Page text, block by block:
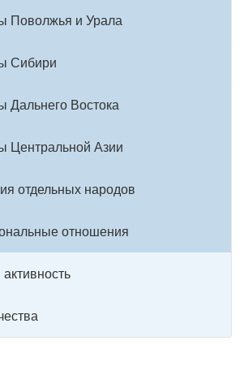
Поволжья и Урала
Сибири
Дальнего Востока
Центральной Азии
отдельных народов
отношения